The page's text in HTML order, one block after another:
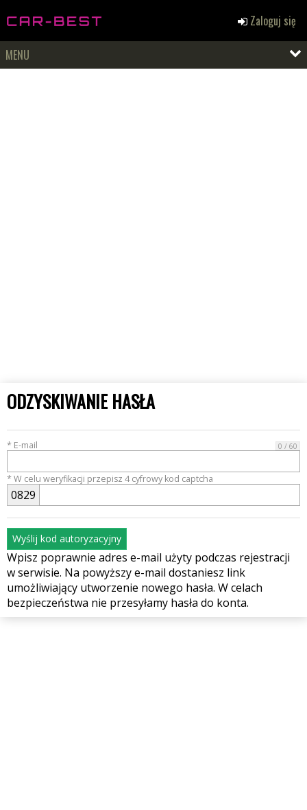
Zaloguj się
MENU
ODZYSKIWANIE HASŁA
* E-mail 0 / 60
* W celu weryfikacji przepisz 4 cyfrowy kod captcha
0829
Wyślij kod autoryzacyjny
Wpisz poprawnie adres e-mail użyty podczas rejestracji
w serwisie. Na powyższy e-mail dostaniesz link
umożliwiający utworzenie nowego hasła. W celach
bezpieczeństwa nie przesyłamy hasła do konta.